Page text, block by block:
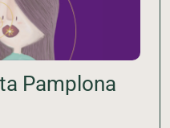
Pamplona